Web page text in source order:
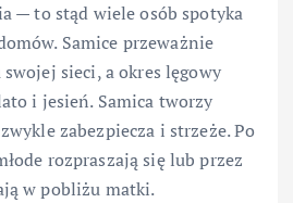
— to stąd wiele osób spotyka
Samice przeważnie
sieci, a okres lęgowy
i jesień. Samica tworzy
zabezpiecza i strzeże. Po
rozpraszają się lub przez
w pobliżu matki.